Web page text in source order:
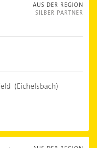
AUS DER REGION
SILBER PARTNER
(Eichelsbach)